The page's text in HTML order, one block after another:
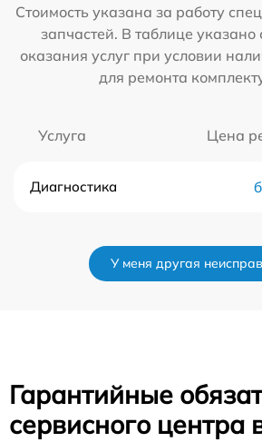
Стоимость указана за работу
запчастей. В таблице указано
оказания услуг при условии
для ремонта
Услуга Цена
Диагностика
У меня другая
Гарантийные
сервисного центра